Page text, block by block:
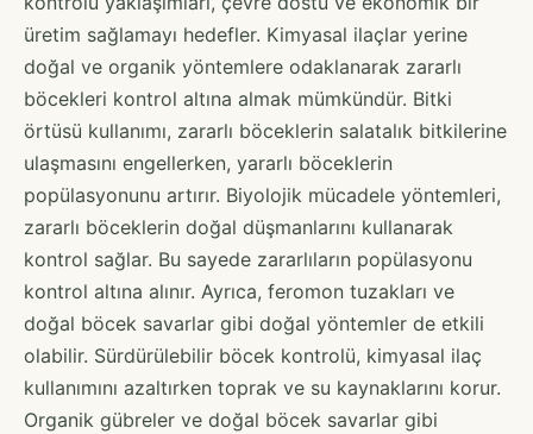
üretim sağlamayı hedefler. Kimyasal ilaçlar yerine
doğal ve organik yöntemlere odaklanarak zararlı
böcekleri kontrol altına almak mümkündür. Bitki
örtüsü kullanımı, zararlı böceklerin salatalık bitkilerine
ulaşmasını engellerken, yararlı böceklerin
popülasyonunu artırır. Biyolojik mücadele yöntemleri,
zararlı böceklerin doğal düşmanlarını kullanarak
kontrol sağlar. Bu sayede zararlıların popülasyonu
kontrol altına alınır. Ayrıca, feromon tuzakları ve
doğal böcek savarlar gibi doğal yöntemler de etkili
olabilir. Sürdürülebilir böcek kontrolü, kimyasal ilaç
kullanımını azaltırken toprak ve su kaynaklarını korur.
Organik gübreler ve doğal böcek savarlar gibi